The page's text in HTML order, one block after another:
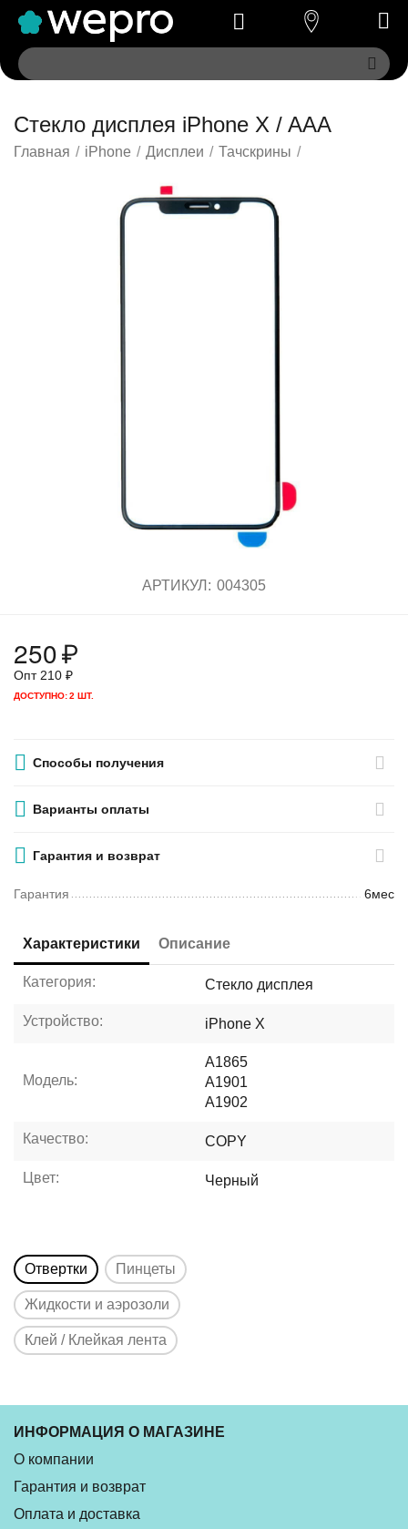
Стекло дисплея iPhone X / AAA
Главная / iPhone / Дисплеи / Тачскрины /
АРТИКУЛ: 004305
250₽
Опт 210 ₽
ДОСТУПНО:2 ШТ.
Способы получения
Варианты оплаты
Гарантия и возврат
Гарантия 6мес
Характеристики Описание
Категория: Стекло дисплея
Устройство: iPhone X
Модель:
A1865
A1901
A1902
Качество: COPY
Цвет: Черный
Отвертки Пинцеты
Жидкости и аэрозоли
Клей / Клейкая лента
ИНФОРМАЦИЯ О МАГАЗИНЕ
О компании
Гарантия и возврат
Оплата и доставка